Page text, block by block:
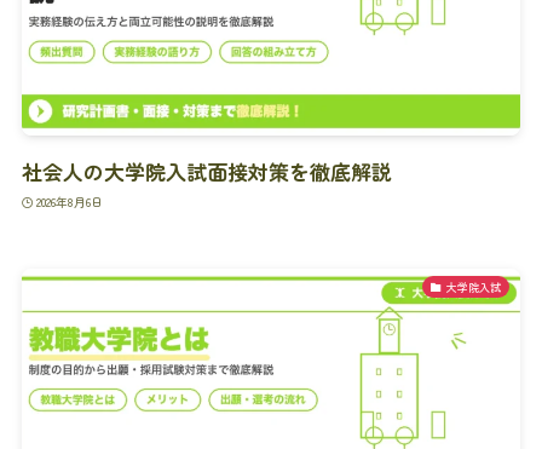
社会人の大学院入試面接対策を徹底解説
2026年8月6日
大学院入試